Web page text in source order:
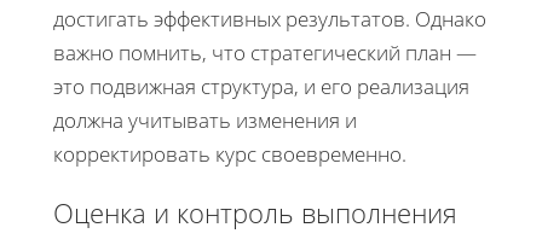
достигать эффективных результатов. Однако
важно помнить, что стратегический план —
это подвижная структура, и его реализация
должна учитывать изменения и
корректировать курс своевременно.
Оценка и контроль выполнения